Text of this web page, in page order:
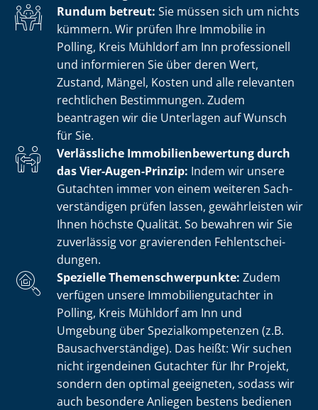
Rundum betreut: Sie müssen sich um nichts
kümmern. Wir prüfen Ihre Immobilie in
Polling, Kreis Mühldorf am Inn professionell
und informieren Sie über deren Wert,
Zustand, Mängel, Kosten und alle relevanten
rechtlichen Bestimmungen. Zudem
beantragen wir die Unterlagen auf Wunsch
für Sie.
Verlässliche Im­mo­bi­li­en­be­wer­tung durch
das Vier-Augen-Prinzip: Indem wir unsere
Gutachten immer von einem weiteren Sach­
ver­stän­di­gen prüfen lassen, gewährleisten wir
Ihnen höchste Qualität. So bewahren wir Sie
zuverlässig vor gravierenden Fehl­ent­schei­
dun­gen.
Spezielle The­men­schwer­punk­te: Zudem
verfügen unsere Im­mo­bi­li­en­gut­ach­ter in
Polling, Kreis Mühldorf am Inn und
Umgebung über Spe­zi­al­kom­pe­ten­zen (z.B.
Bau­sach­ver­stän­di­ge). Das heißt: Wir suchen
nicht irgendeinen Gutachter für Ihr Projekt,
sondern den optimal geeigneten, sodass wir
auch besondere Anliegen bestens bedienen